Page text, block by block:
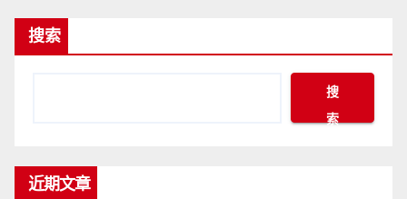
页
搜索
搜
索
近期文章